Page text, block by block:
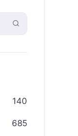
140
685